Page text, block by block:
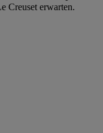
Creuset erwarten.